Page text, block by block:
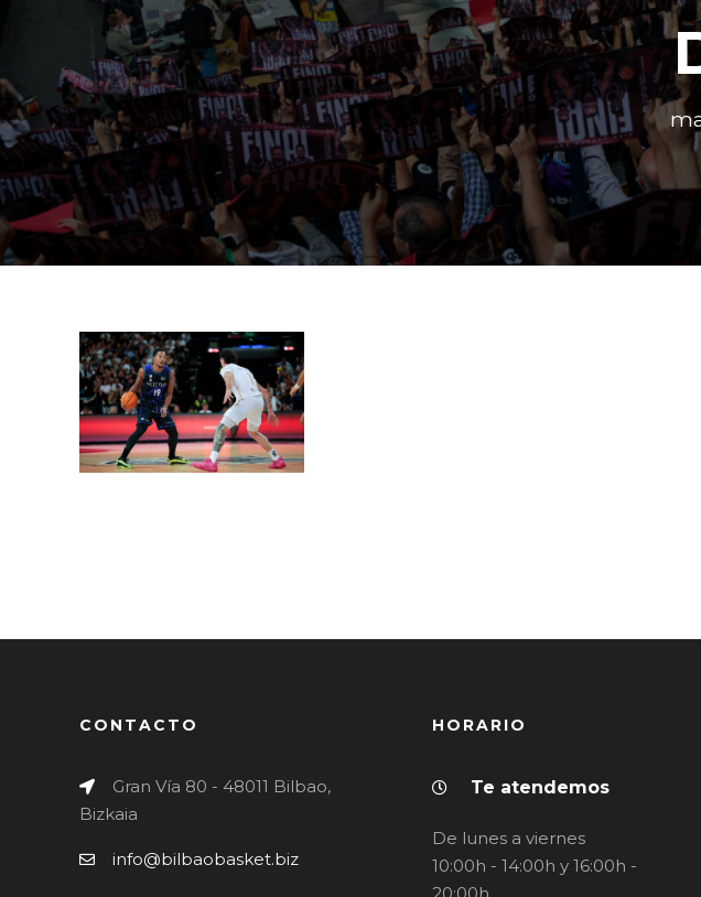
2026
admin
2026
CONTACTO
Gran Vía 80 - 48011 Bilbao,
Bizkaia
info@bilbaobasket.biz
HORARIO
Te atendemos
De lunes a viernes
10:00h - 14:00h y 16:00h -